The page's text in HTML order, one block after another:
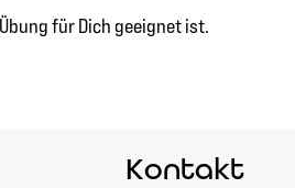
für Dich geeignet ist.
Kontakt